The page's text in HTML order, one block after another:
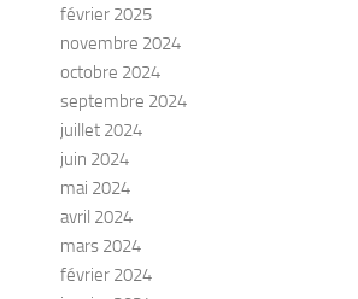
février 2025
novembre 2024
octobre 2024
septembre 2024
juillet 2024
juin 2024
mai 2024
avril 2024
mars 2024
février 2024